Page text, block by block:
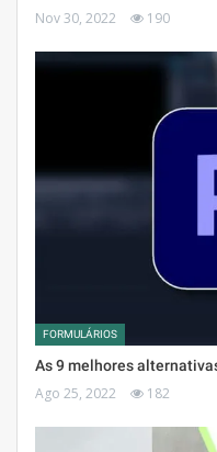
Nov 30, 2022 190
FORMULÁRIOS
As 9 melhores
Ago 25, 2022 182